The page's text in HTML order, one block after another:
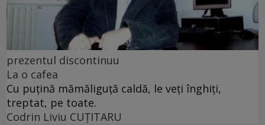
prezentul discontinuu
La o cafea
Cu puţină mămăliguţă caldă, le veţi înghiţi,
treptat, pe toate.
Codrin Liviu CUŢITARU